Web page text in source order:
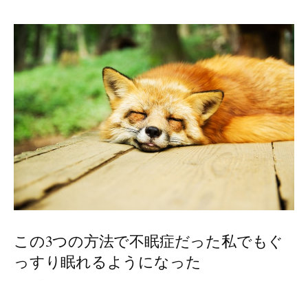
この3つの方法で不眠症だった私でもぐ
っすり眠れるようになった